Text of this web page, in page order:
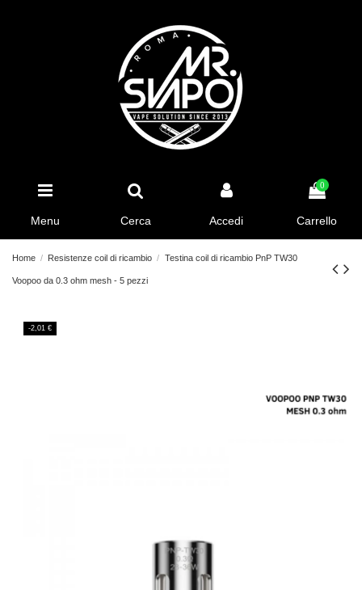
Menu Cerca Accedi
0
Carrello
Home Resistenze coil di ricambio Testina coil di ricambio PnP TW30
Voopoo da 0.3 ohm mesh - 5 pezzi
-2,01 €